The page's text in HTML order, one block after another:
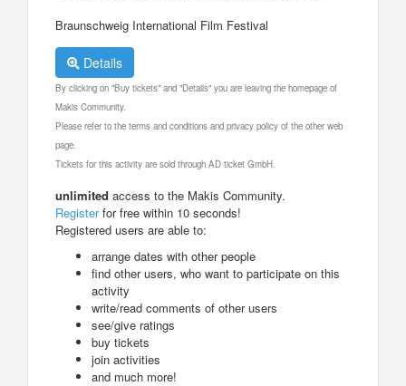
Braunschweig International Film Festival
Details
By clicking on "Buy tickets" and "Details" you are leaving the homepage of
Makis Community.
Please refer to the terms and conditions and privacy policy of the other web
page.
Tickets for this activity are sold through AD ticket GmbH.
unlimited access to the Makis Community.
Registerfor free within 10 seconds!
Registered users are able to:
arrange dates with other people
find other users, who want to participate on this
activity
write/read comments of other users
see/give ratings
buy tickets
join activities
and much more!